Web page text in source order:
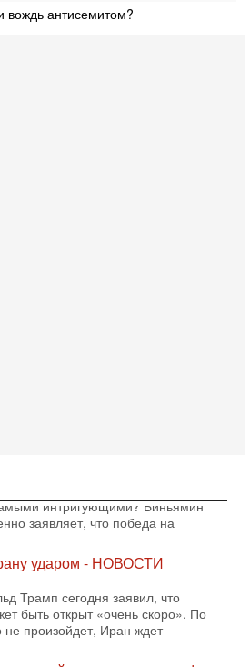
антисемитом?
предстоящие выборы в
интригующими? Биньямин
заявляет, что победа на
ударом - НОВОСТИ
Трамп сегодня заявил, что
быть открыт «очень скоро». По
не произойдет, Иран ждет